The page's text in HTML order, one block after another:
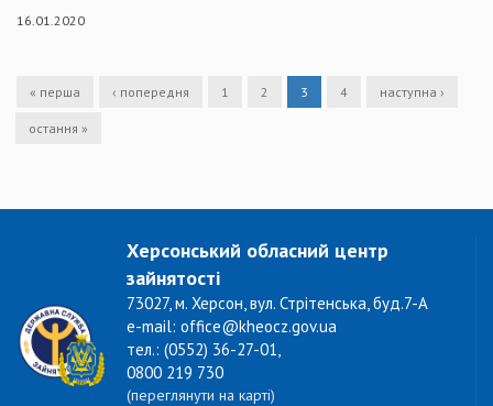
16.01.2020
« перша ‹ попередня 1 2 3 4 наступна ›
остання »
Херсонський обласний центр
зайнятості
73027, м. Херсон, вул. Стрітенська, буд.7-А
e-mail: office@kheocz.gov.ua
тел.: (0552) 36-27-01,
0800 219 730
(переглянути на карті)